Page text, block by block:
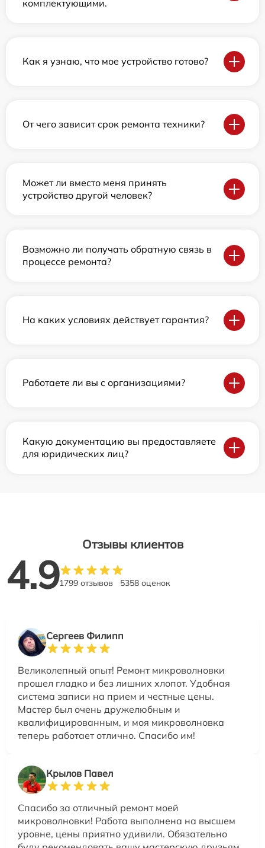
комплектующими.
Как я узнаю, что мое устройство готово?
От чего зависит срок ремонта техники?
Может ли вместо меня принять
устройство другой человек?
Возможно ли получать обратную связь в
процессе ремонта?
На каких условиях действует гарантия?
Работаете ли вы с организациями?
Какую документацию вы предоставляете
для юридических лиц?
Отзывы клиентов
4.91799 отзывов 5358 оценок
Сергеев Филипп
Великолепный опыт! Ремонт микроволновки
прошел гладко и без лишних хлопот. Удобная
система записи на прием и честные цены.
Мастер был очень дружелюбным и
квалифицированным, и моя микроволновка
теперь работает отлично. Спасибо им!
Крылов Павел
Спасибо за отличный ремонт моей
микроволновки! Работа выполнена на высшем
уровне, цены приятно удивили. Обязательно